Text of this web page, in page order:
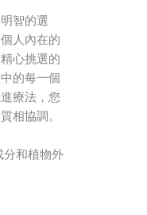
智的選
人內在的
心挑選的
的每一個
療法，您
相協調。
分和植物外